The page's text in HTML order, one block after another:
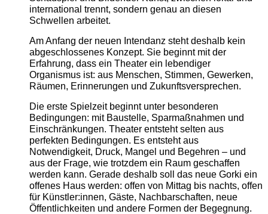
international trennt, sondern genau an diesen
Schwellen arbeitet.
Am Anfang der neuen Intendanz steht deshalb kein
abgeschlossenes Konzept. Sie beginnt mit der
Erfahrung, dass ein Theater ein lebendiger
Organismus ist: aus Menschen, Stimmen, Gewerken,
Räumen, Erinnerungen und Zukunftsversprechen.
Die erste Spielzeit beginnt unter besonderen
Bedingungen: mit Baustelle, Sparmaßnahmen und
Einschränkungen. Theater entsteht selten aus
perfekten Bedingungen. Es entsteht aus
Notwendigkeit, Druck, Mangel und Begehren – und
aus der Frage, wie trotzdem ein Raum geschaffen
werden kann. Gerade deshalb soll das neue Gorki ein
offenes Haus werden: offen von Mittag bis nachts, offen
für Künstler:innen, Gäste, Nachbarschaften, neue
Öffentlichkeiten und andere Formen der Begegnung.